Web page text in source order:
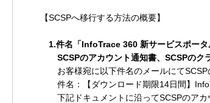
【SCSPへ移行する方法の概要】
1.件名「InfoTrace 360 新サービスポー
SCSPのアカウント通知書、SCSPのク
お客様宛に以下件名のメールにてSCSP
件名：【ダウンロード期限14日間】
下記ドキュメントに沿ってSCSPのアカ